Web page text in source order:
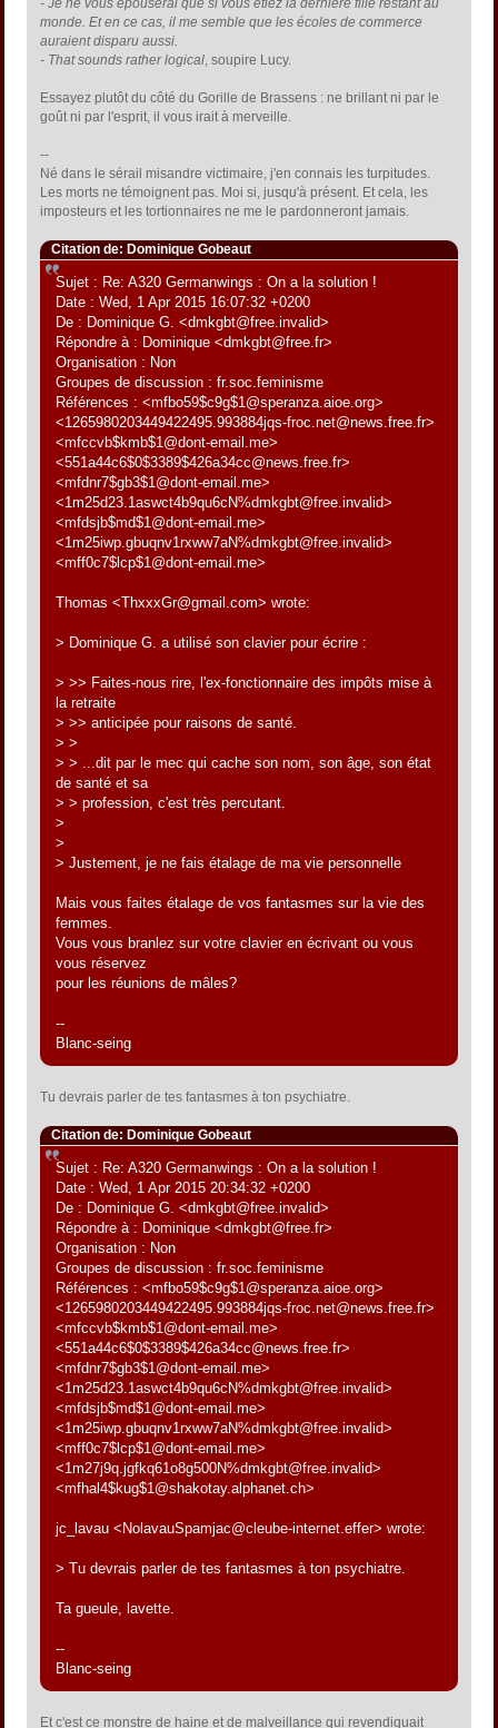
- Je ne vous épouserai que si vous étiez la dernière fille restant au
monde. Et en ce cas, il me semble que les écoles de commerce
auraient disparu aussi.
- That sounds rather logical, soupire Lucy.
Essayez plutôt du côté du Gorille de Brassens : ne brillant ni par le
goût ni par l'esprit, il vous irait à merveille.
--
Né dans le sérail misandre victimaire, j'en connais les turpitudes.
Les morts ne témoignent pas. Moi si, jusqu'à présent. Et cela, les
imposteurs et les tortionnaires ne me le pardonneront jamais.
Citation de: Dominique Gobeaut
Sujet : Re: A320 Germanwings : On a la solution !
Date : Wed, 1 Apr 2015 16:07:32 +0200
De : Dominique G. <dmkgbt@free.invalid>
Répondre à : Dominique <dmkgbt@free.fr>
Organisation : Non
Groupes de discussion : fr.soc.feminisme
Références : <mfbo59$c9g$1@speranza.aioe.org>
<1265980203449422495.993884jqs-froc.net@news.free.fr>
<mfccvb$kmb$1@dont-email.me>
<551a44c6$0$3389$426a34cc@news.free.fr>
<mfdnr7$gb3$1@dont-email.me>
<1m25d23.1aswct4b9qu6cN%dmkgbt@free.invalid>
<mfdsjb$md$1@dont-email.me>
<1m25iwp.gbuqnv1rxww7aN%dmkgbt@free.invalid>
<mff0c7$lcp$1@dont-email.me>
Thomas <ThxxxGr@gmail.com> wrote:
> Dominique G. a utilisé son clavier pour écrire :
> >> Faites-nous rire, l'ex-fonctionnaire des impôts mise à
la retraite
> >> anticipée pour raisons de santé.
> >
> > ...dit par le mec qui cache son nom, son âge, son état
de santé et sa
> > profession, c'est très percutant.
>
>
> Justement, je ne fais étalage de ma vie personnelle
Mais vous faites étalage de vos fantasmes sur la vie des
femmes.
Vous vous branlez sur votre clavier en écrivant ou vous
vous réservez
pour les réunions de mâles?
--
Blanc-seing
Tu devrais parler de tes fantasmes à ton psychiatre.
Citation de: Dominique Gobeaut
Sujet : Re: A320 Germanwings : On a la solution !
Date : Wed, 1 Apr 2015 20:34:32 +0200
De : Dominique G. <dmkgbt@free.invalid>
Répondre à : Dominique <dmkgbt@free.fr>
Organisation : Non
Groupes de discussion : fr.soc.feminisme
Références : <mfbo59$c9g$1@speranza.aioe.org>
<1265980203449422495.993884jqs-froc.net@news.free.fr>
<mfccvb$kmb$1@dont-email.me>
<551a44c6$0$3389$426a34cc@news.free.fr>
<mfdnr7$gb3$1@dont-email.me>
<1m25d23.1aswct4b9qu6cN%dmkgbt@free.invalid>
<mfdsjb$md$1@dont-email.me>
<1m25iwp.gbuqnv1rxww7aN%dmkgbt@free.invalid>
<mff0c7$lcp$1@dont-email.me>
<1m27j9q.jgfkq61o8g500N%dmkgbt@free.invalid>
<mfhal4$kug$1@shakotay.alphanet.ch>
jc_lavau <NolavauSpamjac@cleube-internet.effer> wrote:
> Tu devrais parler de tes fantasmes à ton psychiatre.
Ta gueule, lavette.
--
Blanc-seing
Et c'est ce monstre de haine et de malveillance qui revendiquait